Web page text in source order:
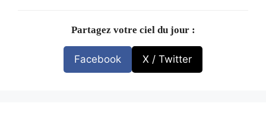
Partagez votre ciel du jour :
Facebook X / Twitter